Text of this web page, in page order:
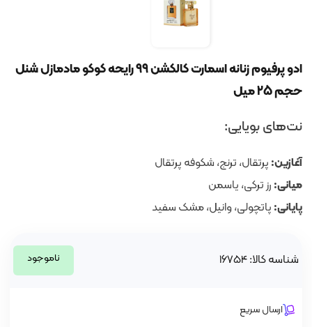
ادو پرفیوم زنانه اسمارت کالکشن 99 رایحه کوکو مادمازل شنل
حجم 25 میل
نت‌های بویایی:
آغازین: پرتقال، ترنج، شکوفه پرتقال
میانی: رز ترکی، یاسمن
پایانی: پاتچولی، وانیل، مشک سفید
شناسه کالا: 16754 ناموجود
ارسال سریع